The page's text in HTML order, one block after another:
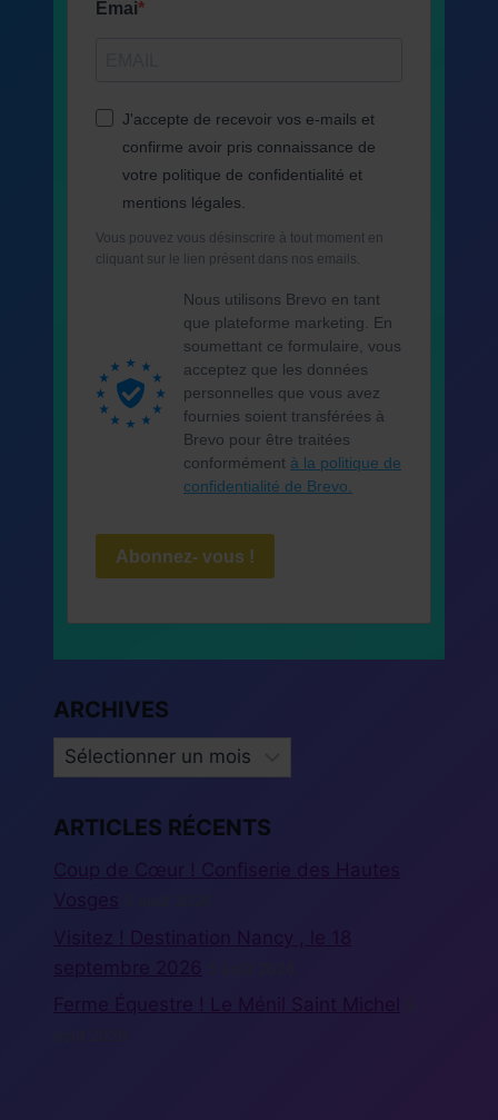
Emai
J'accepte de recevoir vos e-mails et
confirme avoir pris connaissance de
votre politique de confidentialité et
mentions légales.
Vous pouvez vous désinscrire à tout moment en
cliquant sur le lien présent dans nos emails.
Nous utilisons Brevo en tant
que plateforme marketing. En
soumettant ce formulaire, vous
acceptez que les données
personnelles que vous avez
fournies soient transférées à
Brevo pour être traitées
conformément à la politique de
confidentialité de Brevo.
Abonnez- vous !
ARCHIVES
ARCHIVES
ARTICLES RÉCENTS